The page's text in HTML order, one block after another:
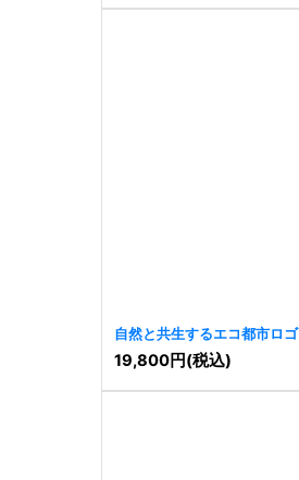
自然と共生するエコ都市ロゴ
19,800円(税込)